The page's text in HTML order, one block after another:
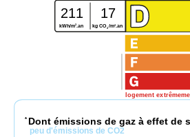
logement
211 17
kWh/m2.an kg CO2 /m2 .an
* Dont émissions de gaz à effet de
peu d'émissions de CO2